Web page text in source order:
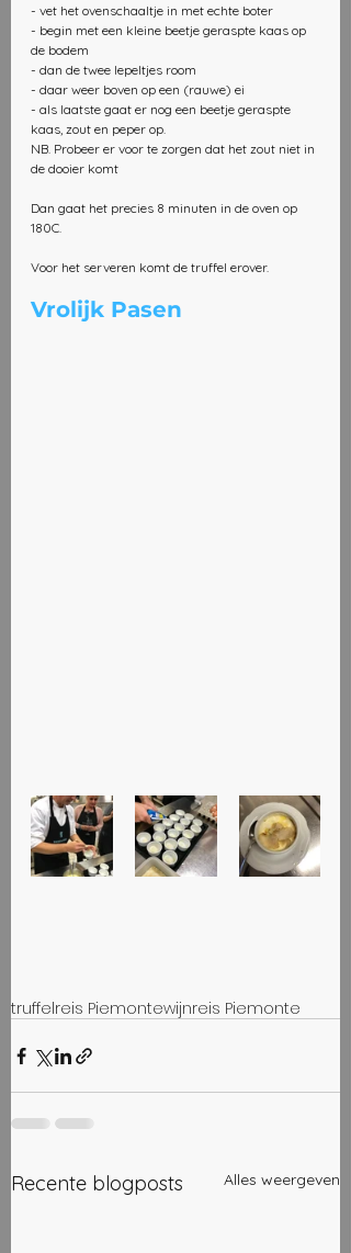
- vet het ovenschaaltje in met echte boter
- begin met een kleine beetje geraspte kaas op
de bodem
- dan de twee lepeltjes room
- daar weer boven op een (rauwe) ei
- als laatste gaat er nog een beetje geraspte
kaas, zout en peper op.
NB. Probeer er voor te zorgen dat het zout niet in
de dooier komt
Dan gaat het precies 8 minuten in de oven op
180C.
Voor het serveren komt de truffel erover.
Vrolijk Pasen
truffelreis Piemontewijnreis Piemonte
Recente blogposts Alles weergeven